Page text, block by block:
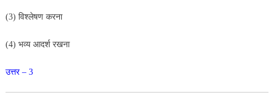
(3) विश्लेषण करना
(4) भव्य आदर्श रखना
उत्तर – 3